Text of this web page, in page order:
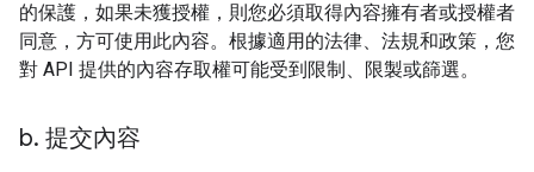
的保護，如果未獲授權，則您必須取得內容擁有者或授權者
同意，方可使用此內容。根據適用的法律、法規和政策，您
對 API 提供的內容存取權可能受到限制、限製或篩選。
b. 提交內容